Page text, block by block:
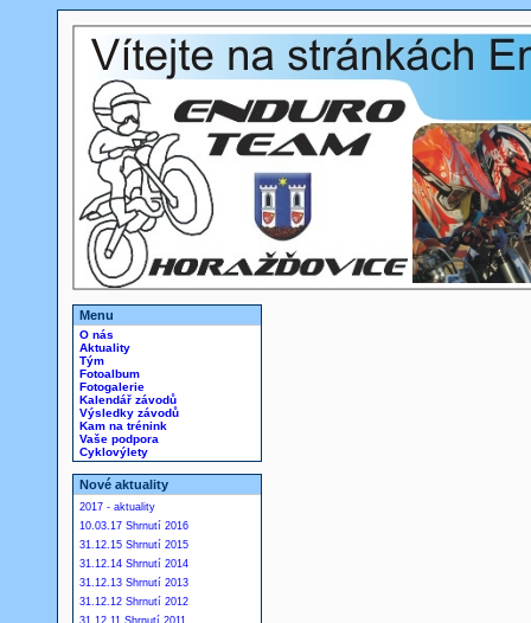
Menu
O nás
Aktuality
Tým
Fotoalbum
Fotogalerie
Kalendář závodů
Výsledky závodů
Kam na trénink
Vaše podpora
Cyklovýlety
Nové aktuality
2017 - aktuality
10.03.17 Shrnutí 2016
31.12.15 Shrnutí 2015
31.12.14 Shrnutí 2014
31.12.13 Shrnutí 2013
31.12.12 Shrnutí 2012
31.12.11 Shrnutí 2011